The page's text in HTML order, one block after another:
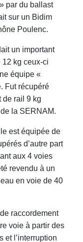
par du ballast
sur un Bidim
Poulenc.
un important
kg ceux-ci
équipe «
Fut récupéré
de rail 9 kg
la SERNAM.
est équipée de
d’autre part
aux 4 voies
revendu à un
en voie de 40
raccordement
voie à partir des
et l’interruption